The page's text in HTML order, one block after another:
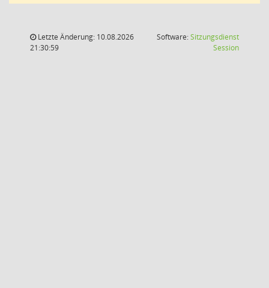
Letzte Änderung: 10.08.2026
21:30:59
Software:Sitzungsdienst
Session(Wird in